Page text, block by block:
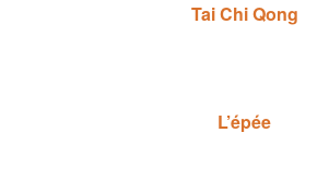
Tai Chi Qong
L’épée